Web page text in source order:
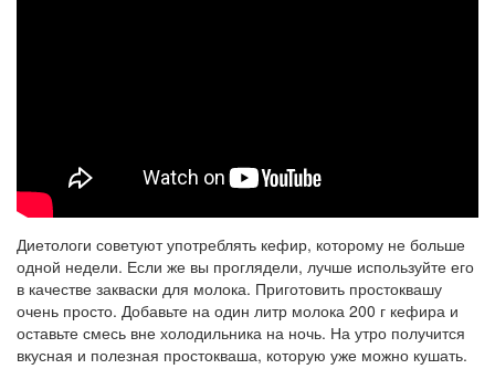
Диетологи советуют употреблять кефир, которому не больше
одной недели. Если же вы проглядели, лучше используйте его
в качестве закваски для молока. Приготовить простоквашу
очень просто. Добавьте на один литр молока 200 г кефира и
оставьте смесь вне холодильника на ночь. На утро получится
вкусная и полезная простокваша, которую уже можно кушать.